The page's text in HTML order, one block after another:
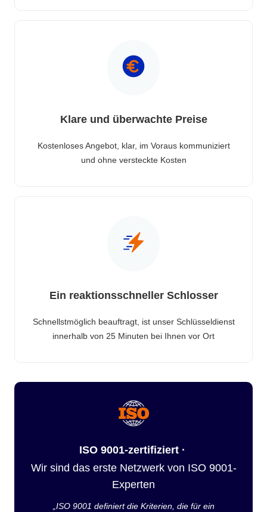
Klare und überwachte Preise
Kostenloses Angebot, klar, im Voraus kommuniziert
und ohne versteckte Kosten
Ein reaktionsschneller Schlosser
Schnellstmöglich beauftragt, ist unser Schlüsseldienst
innerhalb von 25 Minuten bei Ihnen vor Ort
ISO 9001-zertifiziert ·
Wir sind das erste Netzwerk von ISO 9001-
Experten
„ISO 9001 definiert die Kriterien, die für ein